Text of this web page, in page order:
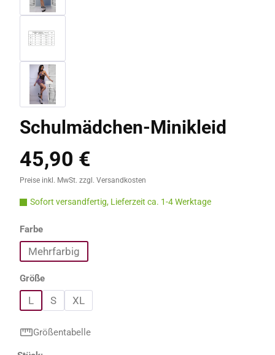
Schulmädchen-Minikleid
Regulärer Preis:
45,90 €
Preise inkl. MwSt. zzgl. Versandkosten
Sofort versandfertig, Lieferzeit ca. 1-4 Werktage
Farbeauswählen
Mehrfarbig
Größeauswählen
L S XL
Größentabelle